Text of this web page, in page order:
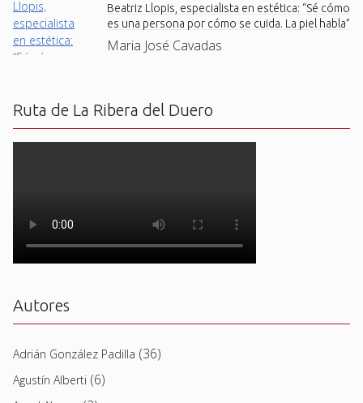
Beatriz Llopis, especialista en estética: “Sé cómo
es una persona por cómo se cuida. La piel habla”
Maria José Cavadas
Ruta de La Ribera del Duero
Autores
Adrián González Padilla (36)
Agustín Alberti (6)